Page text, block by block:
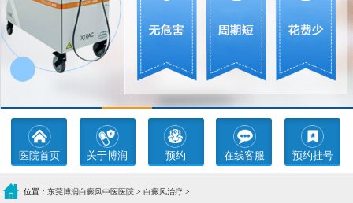
医院首页 关于博润 预约 在线客服 预约挂号
位置： 东莞博润白癜风中医医院 > 白癜风治疗 >